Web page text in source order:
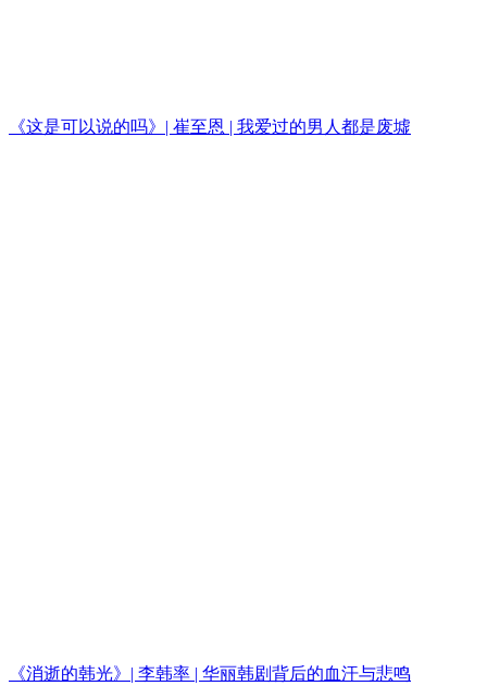
《这是可以说的吗》| 崔至恩 | 我爱过的男人都是废墟
《消逝的韩光》| 李韩率 | 华丽韩剧背后的血汗与悲鸣